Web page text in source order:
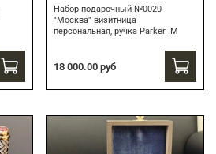
Набор подарочный №0020
"Москва" визитница
персональная, ручка Parker IM
18 000.00 руб